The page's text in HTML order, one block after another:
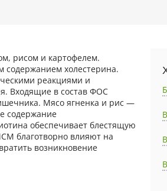
рисом и картофелем.
содержанием холестерина.
реакциями и
Входящие в состав ФОС
Мясо ягненка и рис —
содержание
обеспечивает блестящую
благотворно влияют на
возникновение